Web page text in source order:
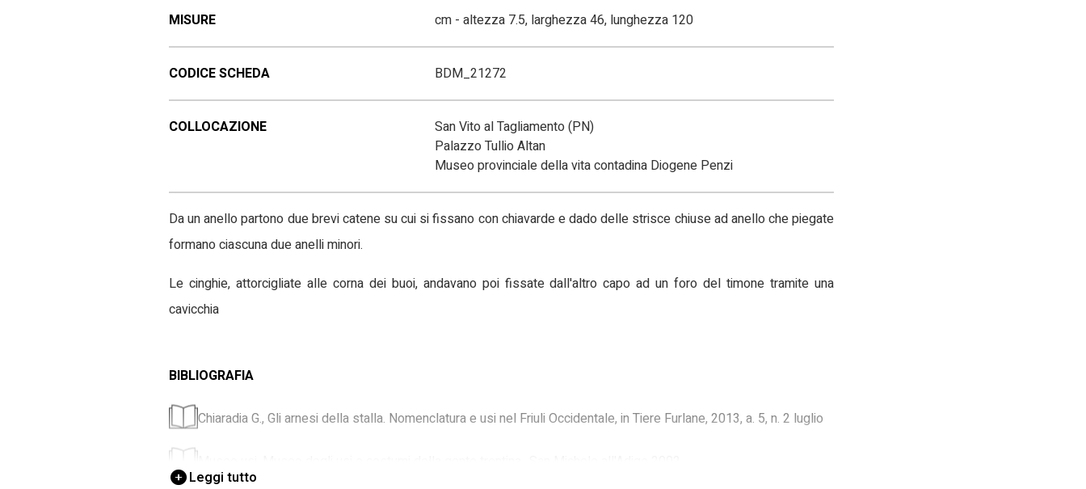
MISURE cm - altezza 7.5, larghezza 46, lunghezza 120
CODICE SCHEDA BDM_21272
COLLOCAZIONE
San Vito al Tagliamento (PN)
Palazzo Tullio Altan
Museo provinciale della vita contadina Diogene Penzi
Da un anello partono due brevi catene su cui si fissano con chiavarde e dado delle strisce chiuse ad anello che piegate
formano ciascuna due anelli minori.
Le cinghie, attorcigliate alle corna dei buoi, andavano poi fissate dall'altro capo ad un foro del timone tramite una
cavicchia
BIBLIOGRAFIA
Chiaradia G., Gli arnesi della stalla. Nomenclatura e usi nel Friuli Occidentale, in Tiere Furlane, 2013, a. 5, n. 2 luglio
Leggi tutto